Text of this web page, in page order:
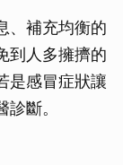
、補充均衡的
到人多擁擠的
是感冒症狀讓
斷。